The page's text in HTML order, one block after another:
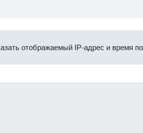
отображаемый IP-адрес и время